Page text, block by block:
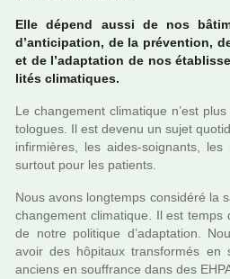
Elle dépend aussi de nos
d’anti­ci­pa­tion, de la pré­ven­tion,
et de l’adap­ta­tion de nos
li­tés cli­ma­ti­ques.
Le chan­ge­ment cli­ma­ti­que n’est
to­lo­gues. Il est devenu un sujet
infir­miè­res, les aides-soi­gnants,
sur­tout pour les patients.
Nous avons long­temps consi­déré la
chan­ge­ment cli­ma­ti­que. Il est temps
de notre poli­ti­que d’adap­ta­tion.
avoir des hôpi­taux trans­for­més en
anciens en souf­france dans des